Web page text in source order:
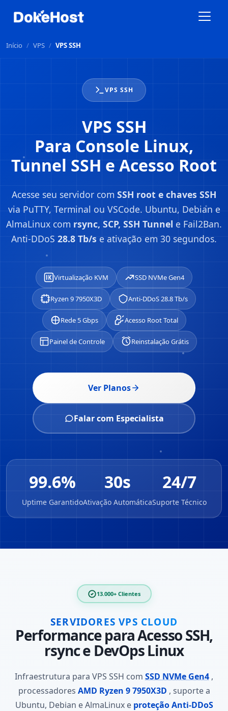
Início / VPS / VPS SSH
VPS SSH
VPS SSH
Para Console Linux,
Tunnel SSH e Acesso Root
Acesse seu servidor com SSH root e chaves SSH
via PuTTY, Terminal ou VSCode. Ubuntu, Debian e
AlmaLinux com rsync, SCP, SSH Tunnel e Fail2Ban.
Anti-DDoS 28.8 Tb/s e ativação em 30 segundos.
Virtualização KVM SSD NVMe Gen4
Ryzen 9 7950X3D Anti-DDoS 28.8 Tb/s
Rede 5 Gbps Acesso Root Total
Painel de Controle Reinstalação Grátis
Ver Planos
Falar com Especialista
99.6%
Uptime Garantido
30s
Ativação Automática
24/7
Suporte Técnico
13.000+ Clientes
SERVIDORES VPS CLOUD
Performance para Acesso SSH,
rsync e DevOps Linux
Infraestrutura para VPS SSH com SSD NVMe Gen4 ,
processadores AMD Ryzen 9 7950X3D , suporte a
Ubuntu, Debian e AlmaLinux e proteção Anti-DDoS